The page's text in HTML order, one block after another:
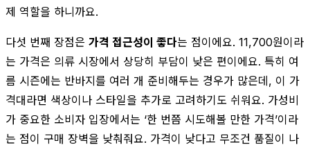
제 역할을 하니까요.
다섯 번째 장점은 가격 접근성이 좋다는 점이에요. 11,700원이라
는 가격은 의류 시장에서 상당히 부담이 낮은 편이에요. 특히 여
름 시즌에는 반바지를 여러 개 준비해두는 경우가 많은데, 이 가
격대라면 색상이나 스타일을 추가로 고려하기도 쉬워요. 가성비
가 중요한 소비자 입장에서는 ‘한 번쯤 시도해볼 만한 가격’이라
는 점이 구매 장벽을 낮춰줘요. 가격이 낮다고 무조건 품질이 나